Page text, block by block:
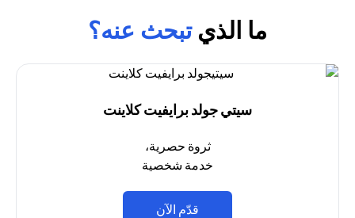
ما الذيتبحث عنه؟
سيتي جولد برايفيت كلاينت
ثروة حصرية،
خدمة شخصية
قدّم الآن